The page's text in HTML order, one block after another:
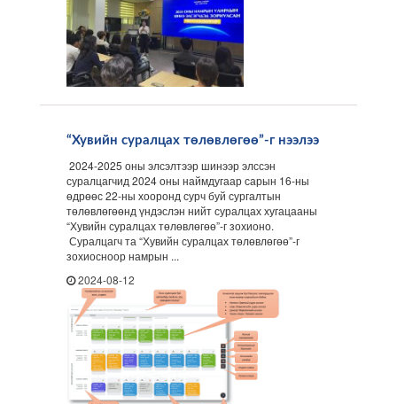
“Хувийн суралцах төлөвлөгөө”-г нээлээ
2024-2025 оны элсэлтээр шинээр элссэн
суралцагчид 2024 оны наймдугаар сарын 16-ны
өдрөөс 22-ны хооронд сурч буй сургалтын
төлөвлөгөөнд үндэслэн нийт суралцах хугацааны
“Хувийн суралцах төлөвлөгөө”-г зохионо.
Суралцагч та “Хувийн суралцах төлөвлөгөө”-г
зохиосноор намрын ...
2024-08-12